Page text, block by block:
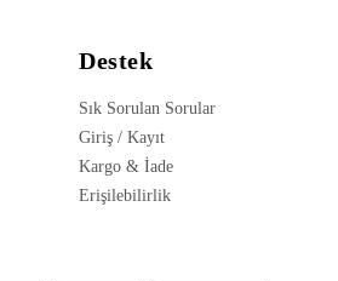
Destek
Sık Sorulan Sorular
Giriş / Kayıt
Kargo & İade
Erişilebilirlik